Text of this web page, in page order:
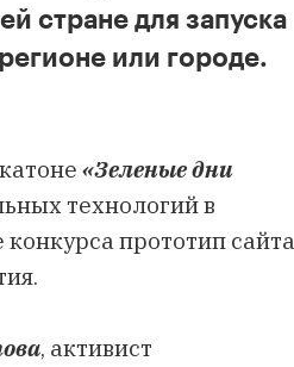
стране для запуска
или городе.
«Зеленые дни
технологий в
прототип сайта
, активист